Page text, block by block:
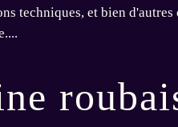
techniques, et bien